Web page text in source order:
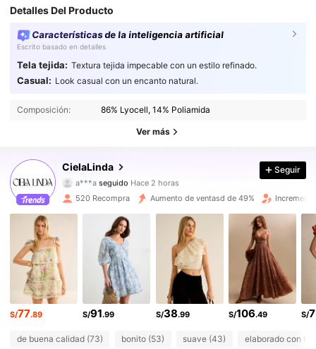
Detalles Del Producto
Características de la inteligencia artificial
Escrito basado en detalles
Tela tejida: Textura tejida impecable con un estilo refinado.
Casual: Look casual con un encanto natural.
Composición: 86% Lyocell, 14% Poliamida
Ver más
CielaLinda
4.64 9.8K Seguidores
9.8K Seguidores
a***aseguido
4.64
9.8K Seguidores
4.64 9.8K Seguidores
9.8K Seguidores
9.8K Seguidores
4.64 9.8K Seguidores
Seguir
520 Recompra Aumento de ventasd de 49%
S/77.89 S/91.99 S/38.99 S/106.49 S/
de buena calidad (73) bonito (53) suave (43) elaborado con